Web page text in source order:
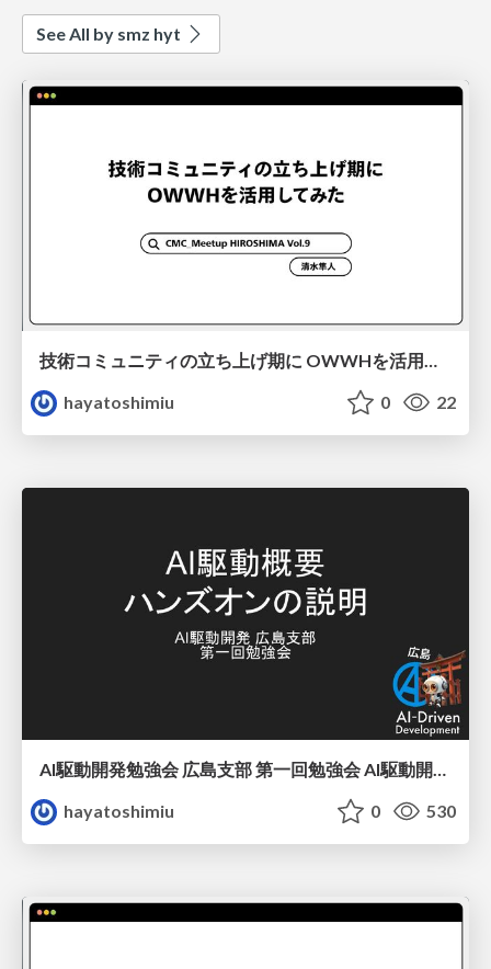
See All by smz hyt
技術コミュニティの立ち上げ期に OWWHを活用してみた
hayatoshimiu
0 22
hayatoshimiu
0 530